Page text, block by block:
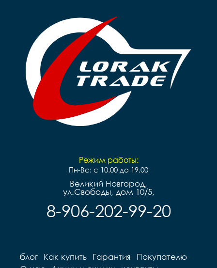
Режим работы:
Пн-Вс: с 10.00 до 19.00
Великий Новгород,
ул.Свободы, дом 10/5,
8-906-202-99-20
блог Как купить Гарантия
Покупателю